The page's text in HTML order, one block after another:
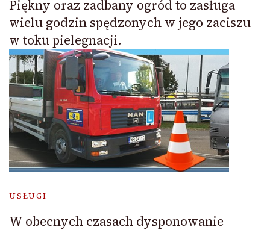
Piękny oraz zadbany ogród to zasługa
wielu godzin spędzonych w jego zaciszu
w toku pielegnacji.
USŁUGI
W obecnych czasach dysponowanie